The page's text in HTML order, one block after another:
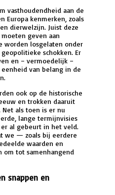
vasthoudendheid aan de
Europa kenmerken, zoals
dierwelzijn. Juist deze
geven aan
worden losgelaten onder
schokken. Er
en – vermoedelijk –
van belang in de
ook op de historische
en trokken daaruit
als toen is er nu
lange termijnvisies
al gebeurt in het veld.
we — zoals bij eerdere
waarden en
om tot samenhangend
snappen en